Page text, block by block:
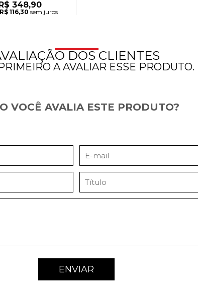
348,90
R$ 116,30 sem juros
DOS CLIENTES
A AVALIAR ESSE PRODUTO.
VOCÊ AVALIA ESTE PRODUTO?
ENVIAR